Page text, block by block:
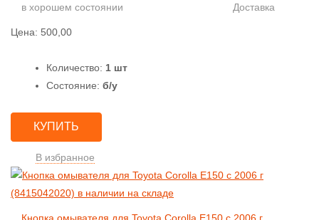
в хорошем состоянии
Доставка
Цена: 500,00
Количество: 1 шт
Состояние: б/у
КУПИТЬ
В избранное
Кнопка омывателя для Toyota Corolla E150 с 2006 г